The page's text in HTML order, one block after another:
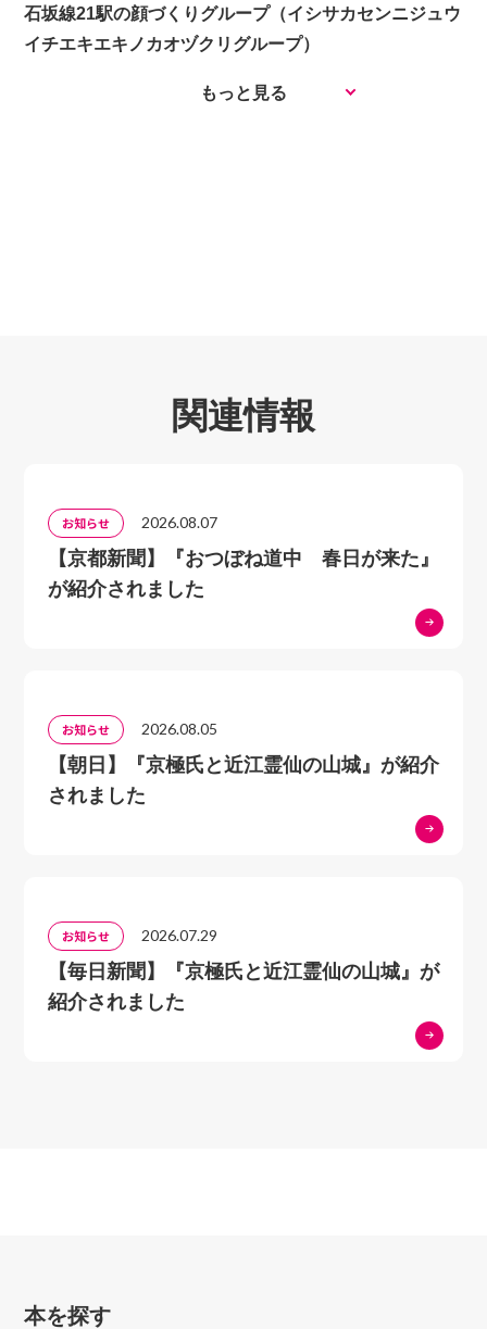
石坂線21駅の顔づくりグループ（イシサカセンニジュウ
イチエキエキノカオヅクリグループ）
もっと見る
関連情報
お知らせ 2026.08.07
【京都新聞】『おつぼね道中 春日が来た』
が紹介されました
お知らせ 2026.08.05
【朝日】『京極氏と近江霊仙の山城』が紹介
されました
お知らせ 2026.07.29
【毎日新聞】『京極氏と近江霊仙の山城』が
紹介されました
本を探す